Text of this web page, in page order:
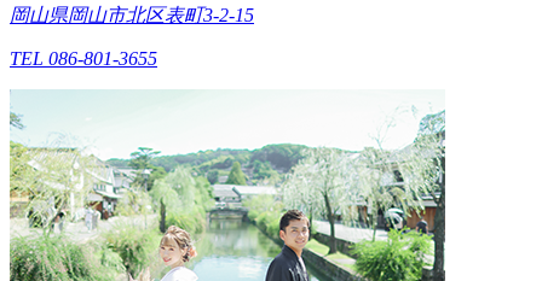
岡山県岡山市北区表町3-2-15
TEL 086-801-3655